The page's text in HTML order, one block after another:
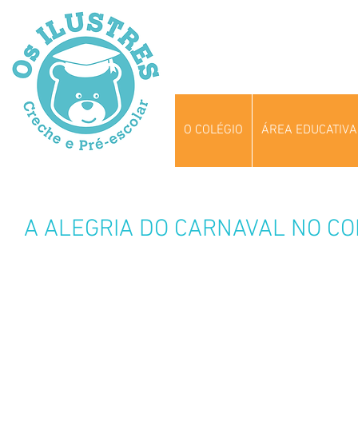
O COLÉGIO ÁREA EDUCATIVA
A ALEGRIA DO CARNAVAL NO